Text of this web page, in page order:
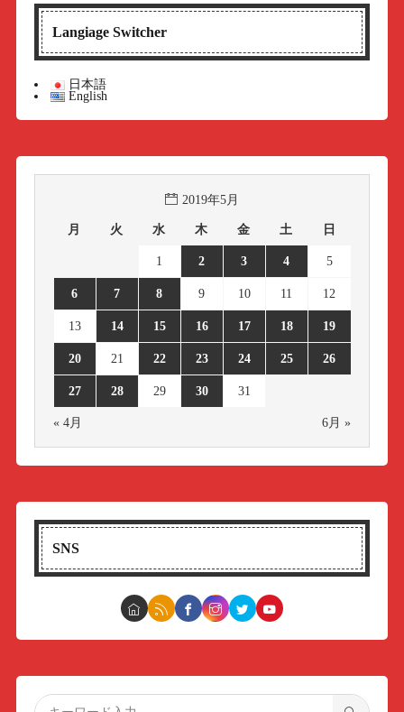
Langiage Switcher
日本語
English
2019年5月
月 火 水 木 金 土 日
1 2 3 4 5
6 7 8 9 10 11 12
13 14 15 16 17 18 19
20 21 22 23 24 25 26
27 28 29 30 31
« 4月 6月 »
SNS